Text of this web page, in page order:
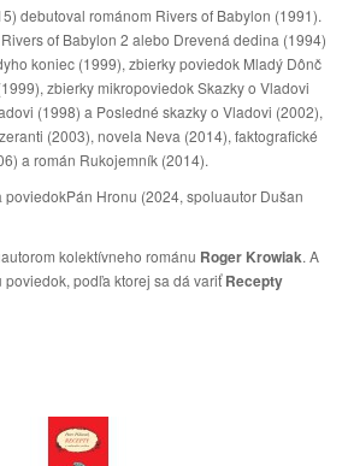
debutoval románom Rivers of Babylon (1991).
of Babylon 2 alebo Drevená dedina (1994)
koniec (1999), zbierky poviedok Mladý Dônč
zbierky mikropoviedok Skazky o Vladovi
(1998) a Posledné skazky o Vladovi (2002),
(2003), novela Neva (2014), faktografické
a román Rukojemník (2014).
poviedokPán Hronu (2024, spoluautor Dušan
kolektívneho románu Roger Krowiak. A
podľa ktorej sa dá variťRecepty